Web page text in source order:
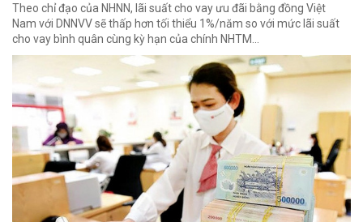
Theo chỉ đạo của NHNN, lãi suất cho vay ưu đãi bằng đồng Việt
Nam với DNNVV sẽ thấp hơn tối thiểu 1%/năm so với mức lãi suất
cho vay bình quân cùng kỳ hạn của chính NHTM...